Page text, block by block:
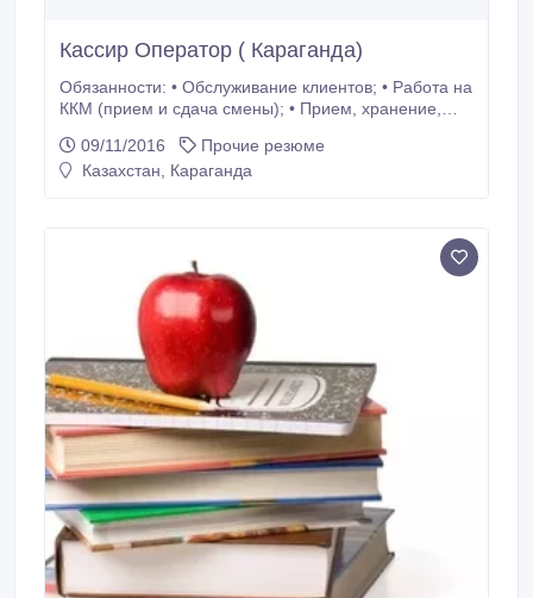
Кассир Оператор ( Караганда)
Обязанности: • Обслуживание клиентов; • Работа на
ККМ (прием и сдача смены); • Прием, хранение,
сопутствующих товаров на АЗС; • Контроль над
техническим состоянием оборудования • Выкладка
сфере обслуживания.
09/11/2016
Прочие резюме
Казахстан, Караганда